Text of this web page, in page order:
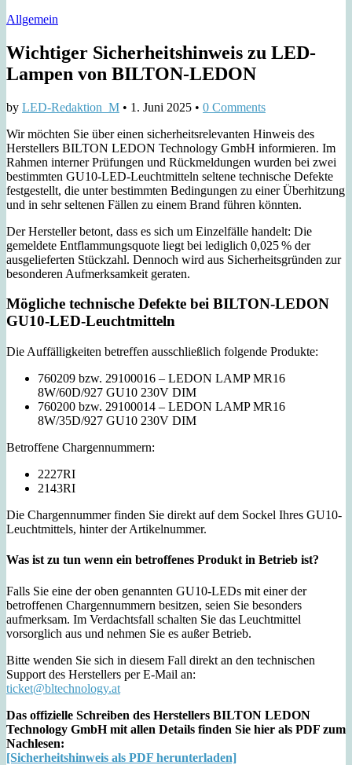
Allgemein
Wichtiger Sicherheitshinweis zu LED-
Lampen von BILTON-LEDON
by LED-Redaktion_M • 1. Juni 2025 • 0 Comments
Wir möchten Sie über einen sicherheitsrelevanten Hinweis des
Herstellers BILTON LEDON Technology GmbH informieren. Im
Rahmen interner Prüfungen und Rückmeldungen wurden bei zwei
bestimmten GU10-LED-Leuchtmitteln seltene technische Defekte
festgestellt, die unter bestimmten Bedingungen zu einer Überhitzung
und in sehr seltenen Fällen zu einem Brand führen könnten.
Der Hersteller betont, dass es sich um Einzelfälle handelt: Die
gemeldete Entflammungsquote liegt bei lediglich 0,025 % der
ausgelieferten Stückzahl. Dennoch wird aus Sicherheitsgründen zur
besonderen Aufmerksamkeit geraten.
Mögliche technische Defekte bei BILTON-LEDON
GU10-LED-Leuchtmitteln
Die Auffälligkeiten betreffen ausschließlich folgende Produkte:
760209 bzw. 29100016 – LEDON LAMP MR16
8W/60D/927 GU10 230V DIM
760200 bzw. 29100014 – LEDON LAMP MR16
8W/35D/927 GU10 230V DIM
Betroffene Chargennummern:
2227RI
2143RI
Die Chargennummer finden Sie direkt auf dem Sockel Ihres GU10-
Leuchtmittels, hinter der Artikelnummer.
Was ist zu tun wenn ein betroffenes Produkt in Betrieb ist?
Falls Sie eine der oben genannten GU10-LEDs mit einer der
betroffenen Chargennummern besitzen, seien Sie besonders
aufmerksam. Im Verdachtsfall schalten Sie das Leuchtmittel
vorsorglich aus und nehmen Sie es außer Betrieb.
Bitte wenden Sie sich in diesem Fall direkt an den technischen
Support des Herstellers per E-Mail an:
ticket@bltechnology.at
Das offizielle Schreiben des Herstellers BILTON LEDON
Technology GmbH mit allen Details finden Sie hier als PDF zum
Nachlesen:
[Sicherheitshinweis als PDF herunterladen]